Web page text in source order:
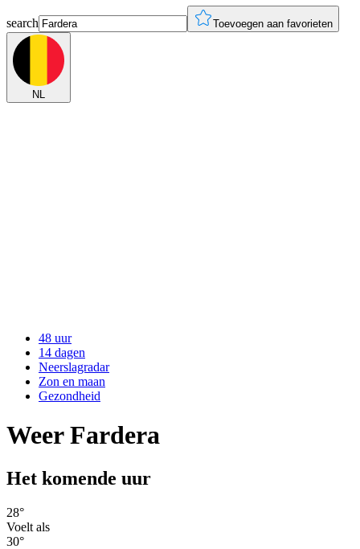
search Toevoegen aan favorieten
NL
48 uur
14 dagen
Neerslagradar
Zon en maan
Gezondheid
Weer Fardera
Het komende uur
28°
Voelt als
30°